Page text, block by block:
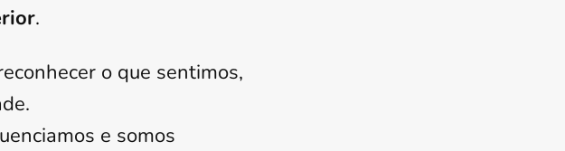
.
o que sentimos,
e somos